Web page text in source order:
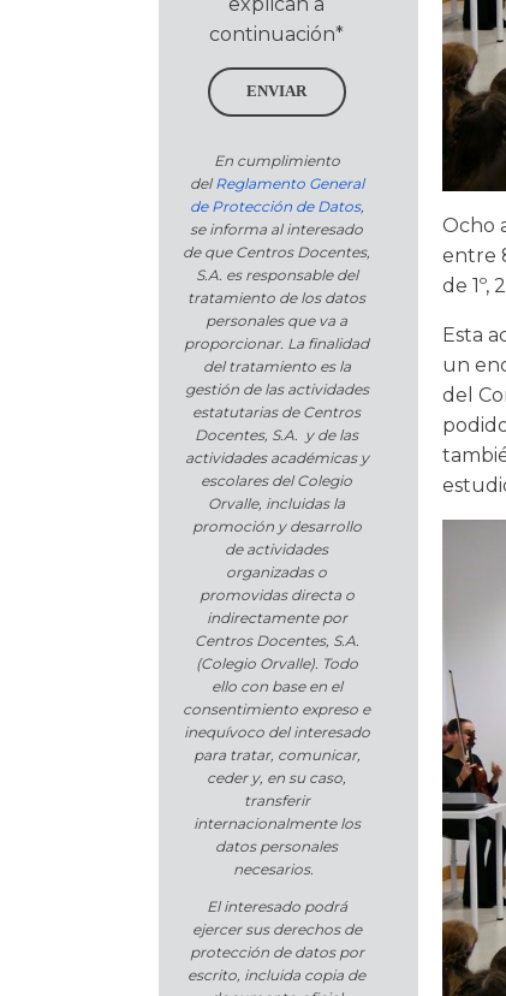
explican a
continuación*
ENVIAR
En cumplimiento
delReglamento General
de Protección de Datos,
se informa al interesado
de que Centros Docentes,
S.A. es responsable del
tratamiento de los datos
personales que va a
proporcionar. La finalidad
del tratamiento es la
gestión de las actividades
estatutarias de Centros
Docentes, S.A. y de las
actividades académicas y
escolares del Colegio
Orvalle, incluidas la
promoción y desarrollo
de actividades
organizadas o
promovidas directa o
indirectamente por
Centros Docentes, S.A.
(Colegio Orvalle). Todo
ello con base en el
consentimiento expreso e
inequívoco del interesado
para tratar, comunicar,
ceder y, en su caso,
transferir
internacionalmente los
datos personales
necesarios.
El interesado podrá
ejercer sus derechos de
protección de datos por
escrito, incluida copia de
Ocho
entre
de 1º,
Esta
un
del